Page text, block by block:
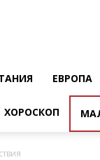
ЕВРОПА
ХОРОСКОП